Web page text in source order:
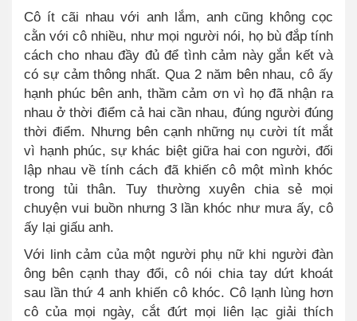
Cô ít cãi nhau với anh lắm, anh cũng không cọc
cằn với cô nhiều, như mọi người nói, họ bù đắp tính
cách cho nhau đầy đủ để tình cảm này gắn kết và
có sự cảm thông nhất. Qua 2năm bên nhau, cô ấy
hạnh phúc bên anh, thầm cảm ơn vì họ đã nhận ra
nhau ở thời điểm cả hai cần nhau, đúng người đúng
thời điểm. Nhưng bên cạnh những nụ cười tít mắt
vì hạnh phúc, sự khác biệt giữa hai con người, đối
lập nhau về tính cách đã khiến cô một mình khóc
trong tủi thân.
Tuy thường xuyên chia sẻ mọi
chuyện vui buồn nhưng 3 lần khóc như mưa ấy, cô
ấy lại giấu anh.
Với linh cảm của một người phụ nữ khi người đàn
ông bên cạnh thay đổi, cô nói chia tay dứt khoát
sau lần thứ 4 anh khiến cô khóc. Cô lạnh lùng hơn
cô của mọi ngày, cắt đứt mọi liên lạc giải thích